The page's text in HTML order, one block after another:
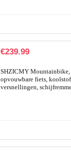
€239.99
SHZICMY Mountainbike,
opvouwbare fiets,
versnellingen,